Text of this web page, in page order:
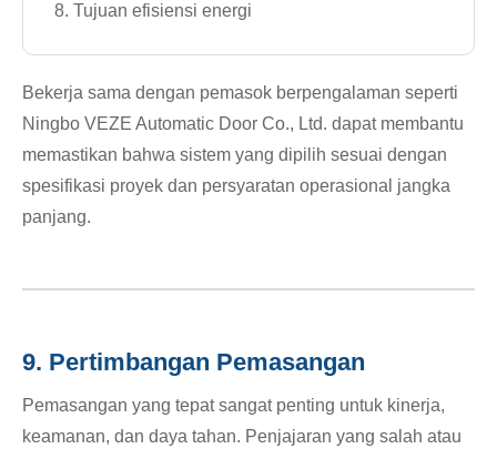
Tujuan efisiensi energi
Bekerja sama dengan pemasok berpengalaman seperti
Ningbo VEZE Automatic Door Co., Ltd. dapat membantu
memastikan bahwa sistem yang dipilih sesuai dengan
spesifikasi proyek dan persyaratan operasional jangka
panjang.
9. Pertimbangan Pemasangan
Pemasangan yang tepat sangat penting untuk kinerja,
keamanan, dan daya tahan. Penjajaran yang salah atau